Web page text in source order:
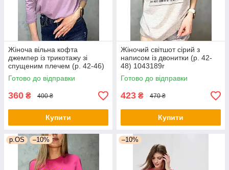
Жіноча вільна кофта
джемпер із трикотажу зі
спущеним плечем (р. 42-46)
1043188r
Готово до відправки
360 ₴ 400 ₴
Купити
Жіночий світшот сірий з
написом із двонитки (р. 42-
48) 1043189r
Готово до відправки
423 ₴ 470 ₴
Купити
р.OS –10% –10%